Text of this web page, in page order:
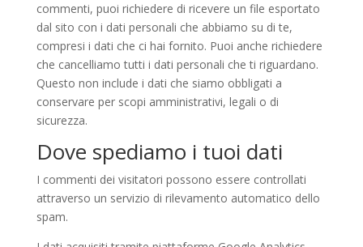
commenti, puoi richiedere di ricevere un file esportato
dal sito con i dati personali che abbiamo su di te,
compresi i dati che ci hai fornito. Puoi anche richiedere
che cancelliamo tutti i dati personali che ti riguardano.
Questo non include i dati che siamo obbligati a
conservare per scopi amministrativi, legali o di
sicurezza.
Dove spediamo i tuoi dati
I commenti dei visitatori possono essere controllati
attraverso un servizio di rilevamento automatico dello
spam.